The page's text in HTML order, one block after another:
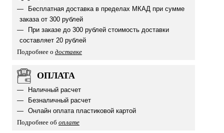
Бесплатная доставка в пределах МКАД при сумме
заказа от 300 рублей
При заказе до 300 рублей стоимость доставки
составляет 20 рублей
Подробнее о доставке
ОПЛАТА
Наличный расчет
Безналичный расчет
Онлайн оплата пластиковой картой
Подробнее об оплате